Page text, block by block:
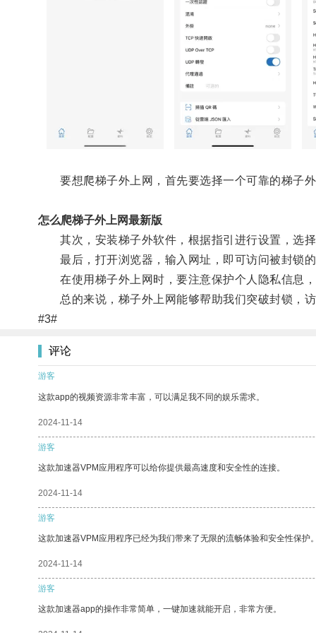
要想爬梯子外上网，首先要选择一个可靠的梯子外
怎么爬梯子外上网最新版
其次，安装梯子外软件，根据指引进行设置，选
最后，打开浏览器，输入网址，即可访问被封锁
在使用梯子外上网时，要注意保护个人隐私信息
总的来说，梯子外上网能够帮助我们突破封锁，访
#3#
评论
游客
这款app的视频资源非常丰富，可以满足我不同的娱乐需求。
2024-11-14
游客
这款加速器VPM应用程序可以给你提供最高速度和安全性的连接。
2024-11-14
游客
这款加速器VPM应用程序已经为我们带来了无限的流畅体验和安全性保护
2024-11-14
游客
这款加速器app的操作非常简单，一键加速就能开启，非常方便。